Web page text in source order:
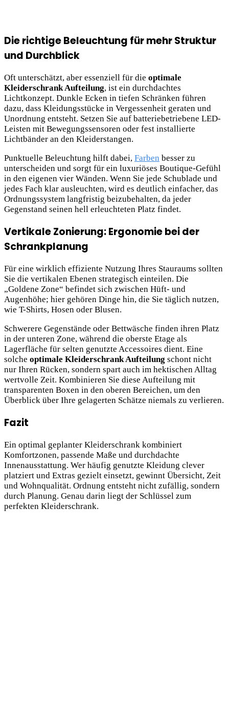
Die richtige Beleuchtung für mehr Struktur
und Durchblick
Oft unterschätzt, aber essenziell für die optimale
Kleiderschrank Aufteilung, ist ein durchdachtes
Lichtkonzept. Dunkle Ecken in tiefen Schränken führen
dazu, dass Kleidungsstücke in Vergessenheit geraten und
Unordnung entsteht. Setzen Sie auf batteriebetriebene LED-
Leisten mit Bewegungssensoren oder fest installierte
Lichtbänder an den Kleiderstangen.
Punktuelle Beleuchtung hilft dabei, Farben besser zu
unterscheiden und sorgt für ein luxuriöses Boutique-Gefühl
in den eigenen vier Wänden. Wenn Sie jede Schublade und
jedes Fach klar ausleuchten, wird es deutlich einfacher, das
Ordnungssystem langfristig beizubehalten, da jeder
Gegenstand seinen hell erleuchteten Platz findet.
Vertikale Zonierung: Ergonomie bei der
Schrankplanung
Für eine wirklich effiziente Nutzung Ihres Stauraums sollten
Sie die vertikalen Ebenen strategisch einteilen. Die
„Goldene Zone“ befindet sich zwischen Hüft- und
Augenhöhe; hier gehören Dinge hin, die Sie täglich nutzen,
wie T-Shirts, Hosen oder Blusen.
Schwerere Gegenstände oder Bettwäsche finden ihren Platz
in der unteren Zone, während die oberste Etage als
Lagerfläche für selten genutzte Accessoires dient. Eine
solche optimale Kleiderschrank Aufteilung schont nicht
nur Ihren Rücken, sondern spart auch im hektischen Alltag
wertvolle Zeit. Kombinieren Sie diese Aufteilung mit
transparenten Boxen in den oberen Bereichen, um den
Überblick über Ihre gelagerten Schätze niemals zu verlieren.
Fazit
Ein optimal geplanter Kleiderschrank kombiniert
Komfortzonen, passende Maße und durchdachte
Innenausstattung. Wer häufig genutzte Kleidung clever
platziert und Extras gezielt einsetzt, gewinnt Übersicht, Zeit
und Wohnqualität. Ordnung entsteht nicht zufällig, sondern
durch Planung. Genau darin liegt der Schlüssel zum
perfekten Kleiderschrank.